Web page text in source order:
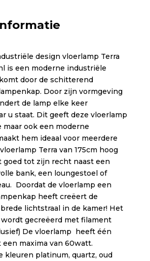
design vloerlamp Terra
is een moderne industriële
door de schitterend
Door zijn vormgeving
de lamp elke keer
u staat. Dit geeft deze vloerlamp
ook een moderne
hem ideaal voor meerdere
Terra van 175cm hoog
goed tot zijn recht naast een
bank, een loungestoel of
Doordat de vloerlamp een
heeft creëert de
lichtstraal in de kamer! Het
gecreëerd met filament
De vloerlamp heeft één
maxima van 60watt.
kleuren platinum, quartz, oud